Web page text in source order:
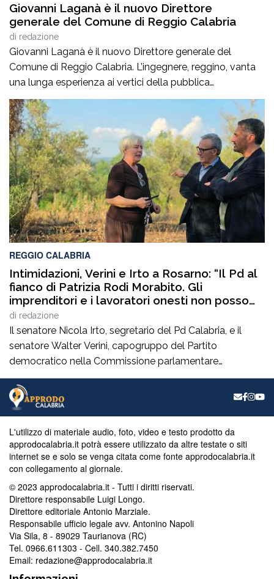
Giovanni Laganà è il nuovo Direttore
generale del Comune di Reggio Calabria
di redazione
Giovanni Laganà è il nuovo Direttore generale del
Comune di Reggio Calabria. L’ingegnere, reggino, vanta
una lunga esperienza ai vertici della pubblica
amministrazione e della gestione delle infrastrutture in
Calabria ed in Sicilia. È stato Vice Direttore regionale
Anas Sicilia, Capo Compartimento Anas Calabria,
Direttore generale della Regione Calabria e Direttore
generale della ItalConsult Spa, […]
REGGIO CALABRIA
Intimidazioni, Verini e Irto a Rosarno: “Il Pd al
fianco di Patrizia Rodi Morabito. Gli
imprenditori e i lavoratori onesti non posso
essere lasciati da soli”
di redazione
Il senatore Nicola Irto, segretario del Pd Calabria, e il
senatore Walter Verini, capogruppo del Partito
democratico nella Commissione parlamentare
Antimafia, hanno fatto visita a Patrizia Rodi Morabito,
imprenditrice agricola di Rosarno (Rc) la cui azienda è
stata più volte colpita da incendi, furti e danneggiamenti.
L'utilizzo di materiale audio, foto, video e testo prodotto da
approdocalabria.it potrà essere utilizzato da altre testate o siti
internet se e solo se venga citata come fonte approdocalabria.it
con collegamento al giornale.
© 2023 approdocalabria.it - Tutti i diritti riservati.
Direttore responsabile Luigi Longo.
Direttore editoriale Antonio Marziale.
Responsabile ufficio legale avv. Antonino Napoli
Via Sila, 8 - 89029 Taurianova (RC)
Tel. 0966.611303 - Cell. 340.382.7450
Email: redazione@approdocalabria.it